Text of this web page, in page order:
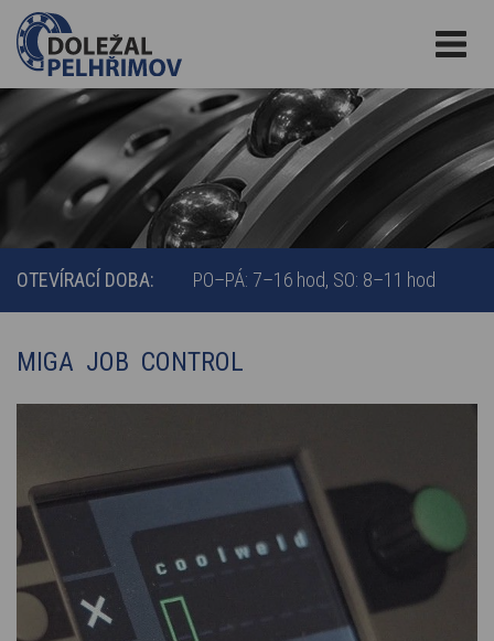
OTEVÍRACÍ DOBA: PO–PÁ: 7–16 hod SO: 8–11 hod
MIGA JOB CONTROL